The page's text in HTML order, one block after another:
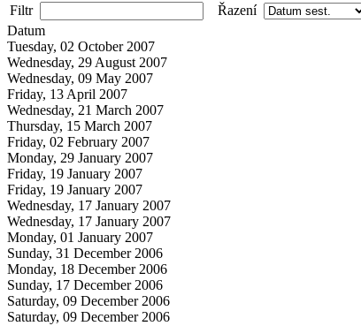
Filtr
Řazení
Datum
Tuesday, 02 October 2007
Wednesday, 29 August 2007
Wednesday, 09 May 2007
Friday, 13 April 2007
Wednesday, 21 March 2007
Thursday, 15 March 2007
Friday, 02 February 2007
Monday, 29 January 2007
Friday, 19 January 2007
Friday, 19 January 2007
Wednesday, 17 January 2007
Wednesday, 17 January 2007
Monday, 01 January 2007
Sunday, 31 December 2006
Monday, 18 December 2006
Sunday, 17 December 2006
Saturday, 09 December 2006
Saturday, 09 December 2006